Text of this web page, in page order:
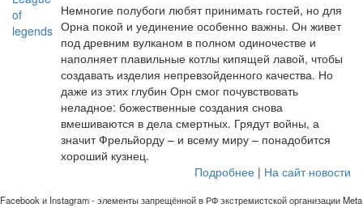
Немногие полубоги любят принимать гостей, но для
Орна покой и уединение особенно важны. Он живет
под древним вулканом в полном одиночестве и
наполняет плавильные котлы кипящей лавой, чтобы
создавать изделия непревзойденного качества. Но
даже из этих глубин Орн смог почувствовать
неладное: божественные создания снова
вмешиваются в дела смертных. Грядут войны, а
значит Фрельйорду – и всему миру – понадобится
хороший кузнец.
Подробнее | На сайт новости
Facebook и Instagram - элементы запрещённой в РФ экстремистской организации Meta